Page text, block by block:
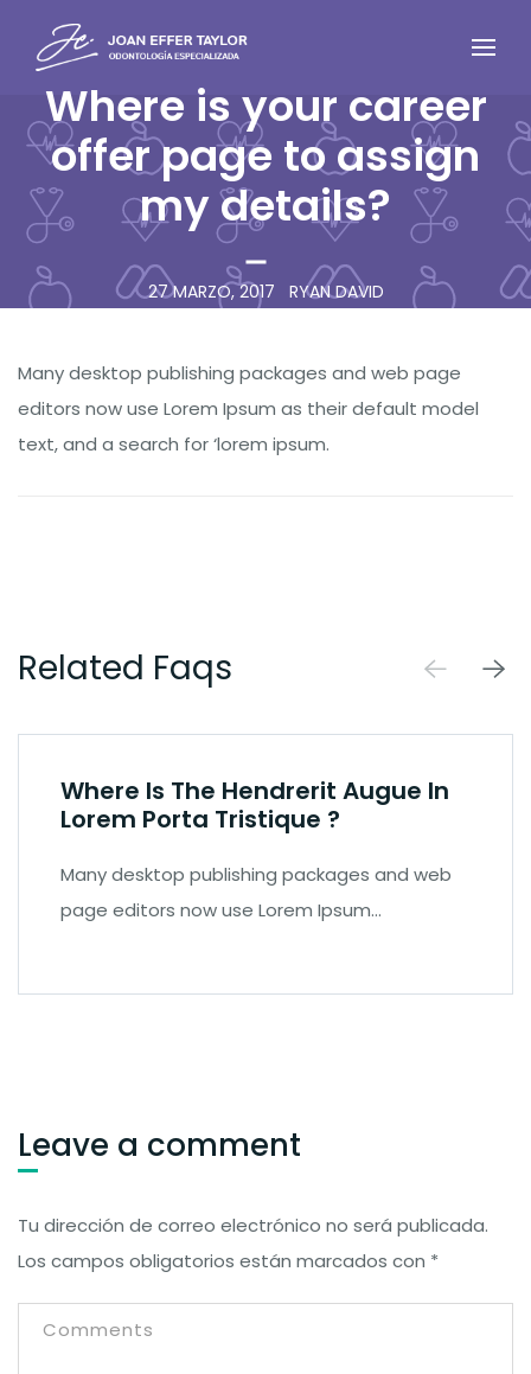
Where is your career
offer page to assign
my details?
27 MARZO, 2017 RYAN DAVID
Many desktop publishing packages and web page
editors now use Lorem Ipsum as their default model
text, and a search for ‘lorem ipsum.
Related Faqs
Where Is The Hendrerit Augue In
Lorem Porta Tristique ?
Many desktop publishing packages and web
page editors now use Lorem Ipsum…
Leave a comment
Tu dirección de correo electrónico no será publicada.
Los campos obligatorios están marcados con *